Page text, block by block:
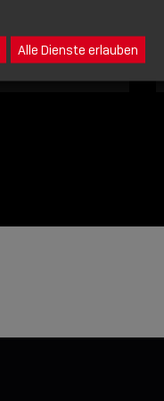
Alle Dienste erlauben